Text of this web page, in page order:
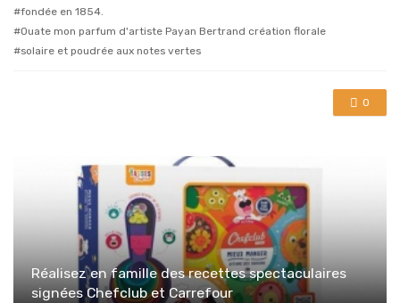
fondée en 1854.
Ouate mon parfum d'artiste Payan Bertrand création florale
solaire et poudrée aux notes vertes
0
Réalisez en famille des recettes spectaculaires
signées Chefclub et Carrefour